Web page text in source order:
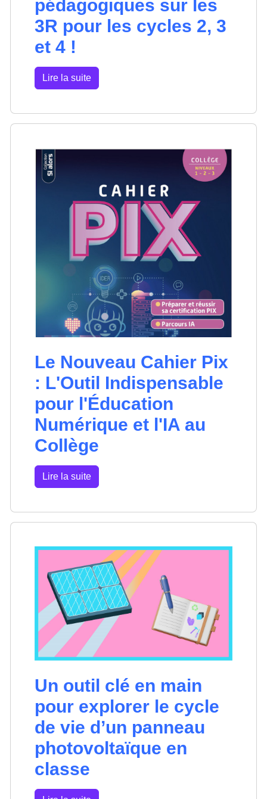
pédagogiques sur les
3R pour les cycles 2, 3
et 4 !
Lire la suite
Le Nouveau Cahier Pix
: L'Outil Indispensable
pour l'Éducation
Numérique et l'IA au
Collège
Lire la suite
Un outil clé en main
pour explorer le cycle
de vie d’un panneau
photovoltaïque en
classe